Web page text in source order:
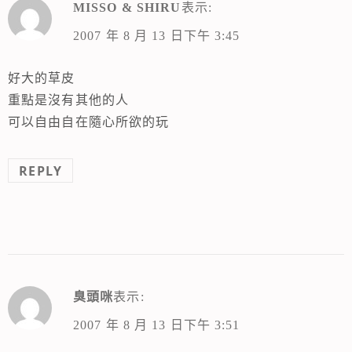
MISSO & SHIRU表示:
2007 年 8 月 13 日下午 3:45
好大的草皮
重點是沒有其他的人
可以自由自在隨心所欲的玩
REPLY
臭頭咪表示:
2007 年 8 月 13 日下午 3:51